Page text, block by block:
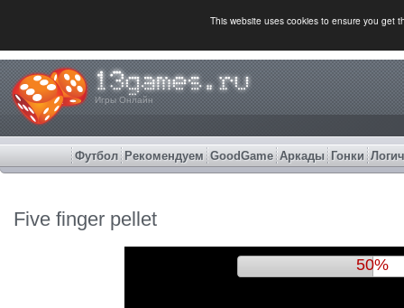
This website uses cookies to ensure you get
Игры Онлайн
Футбол Рекомендуем GoodGame Аркады Гонки
Five finger pellet
53%